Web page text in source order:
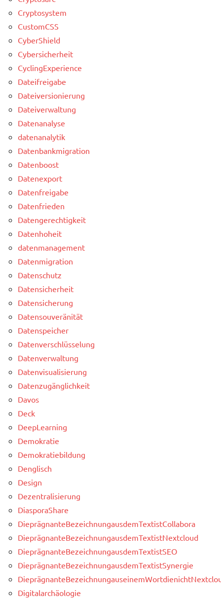
Cryptosystem
CustomCSS
CyberShield
Cybersicherheit
CyclingExperience
Dateifreigabe
Dateiversionierung
Dateiverwaltung
Datenanalyse
datenanalytik
Datenbankmigration
Datenboost
Datenexport
Datenfreigabe
Datenfrieden
Datengerechtigkeit
Datenhoheit
datenmanagement
Datenmigration
Datenschutz
Datensicherheit
Datensicherung
Datensouveränität
Datenspeicher
Datenverschlüsselung
Datenverwaltung
Datenvisualisierung
Datenzugänglichkeit
Davos
Deck
DeepLearning
Demokratie
Demokratiebildung
Denglisch
Design
Dezentralisierung
DiasporaShare
DieprägnanteBezeichnungausdemTextistCollabora
DieprägnanteBezeichnungausdemTextistNextcloud
DieprägnanteBezeichnungausdemTextistSEO
DieprägnanteBezeichnungausdemTextistSynergie
Digitalarchäologie